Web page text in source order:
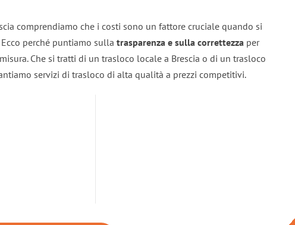
comprendiamo che i costi sono un fattore cruciale quando si
perché puntiamo sulla trasparenza e sulla correttezza per
Che si tratti di un trasloco locale a Brescia o di un trasloco
servizi di trasloco di alta qualità a prezzi competitivi.